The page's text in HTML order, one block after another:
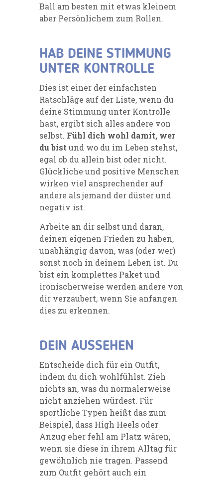
Ball am besten mit etwas kleinem
aber Persönlichem zum Rollen.
HAB DEINE STIMMUNG
UNTER KONTROLLE
Dies ist einer der einfachsten
Ratschläge auf der Liste, wenn du
deine Stimmung unter Kontrolle
hast, ergibt sich alles andere von
selbst. Fühl dich wohl damit, wer
du bist und wo du im Leben stehst,
egal ob du allein bist oder nicht.
Glückliche und positive Menschen
wirken viel ansprechender auf
andere als jemand der düster und
negativ ist.
Arbeite an dir selbst und daran,
deinen eigenen Frieden zu haben,
unabhängig davon, was (oder wer)
sonst noch in deinem Leben ist. Du
bist ein komplettes Paket und
ironischerweise werden andere von
dir verzaubert, wenn Sie anfangen
dies zu erkennen.
DEIN AUSSEHEN
Entscheide dich für ein Outfit,
indem du dich wohlfühlst. Zieh
nichts an, was du normalerweise
nicht anziehen würdest. Für
sportliche Typen heißt das zum
Beispiel, dass High Heels oder
Anzug eher fehl am Platz wären,
wenn sie diese in ihrem Alltag für
gewöhnlich nie tragen. Passend
zum Outfit gehört auch ein